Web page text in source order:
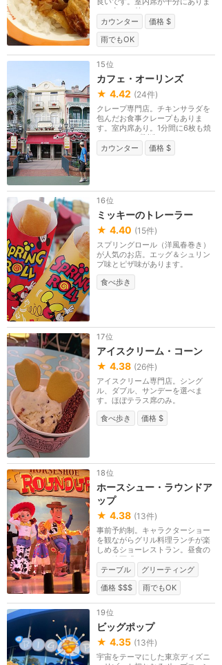
す。辛さ（甘口・...
カウンター
価格 $
雨でもOK
15位
カフェ・オーリンズ
★ 4.42 (24件)
クレープ専門店。チキンサラダを
包んだお食事クレープもありま
す。室内席あり。1分間に6枚も焼
けるクレープ製造マ...
カウンター
価格 $
16位
ミッキーのトレーラー
★ 4.40 (15件)
スプリングロール（洋風春巻き）
が人気のお店。エッグ＆シュリン
プ味とピザ味があります。
食べ歩き
17位
アイスクリーム・コーン
★ 4.38 (26件)
アイスクリーム専門店。シング
ル、ダブル、サンデーを選べま
す。ほぼテラス席のみ。
食べ歩き
価格 $
18位
ホースシュー・ラウンドア
ップ
★ 4.38 (13件)
事前予約制。キャラクターショー
を観ながらグリル料理ランチが楽
しめるショーレストラン。昼食の
み。映画「トイ・...
テーブル
グリーティング
価格 $$$
雨でもOK
19位
ビッグポップ
★ 4.35 (13件)
宇宙をテーマにした東京ディズニ